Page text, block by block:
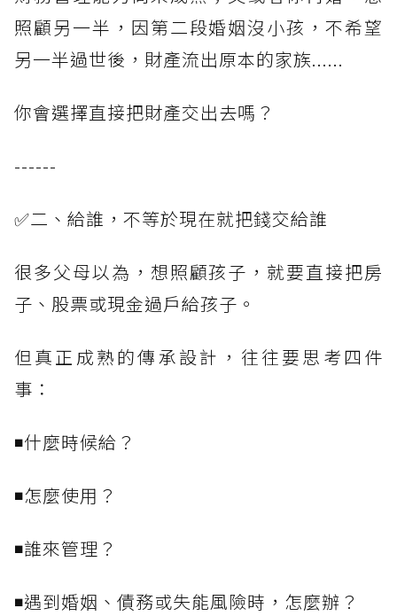
照顧另一半，因第二段婚姻沒小孩，不希望
另一半過世後，財產流出原本的家族......
你會選擇直接把財產交出去嗎？
------
✅二、給誰，不等於現在就把錢交給誰
很多父母以為，想照顧孩子，就要直接把房
子、股票或現金過戶給孩子。
但真正成熟的傳承設計，往往要思考四件
事：
◾什麼時候給？
◾怎麼使用？
◾誰來管理？
◾遇到婚姻、債務或失能風險時，怎麼辦？